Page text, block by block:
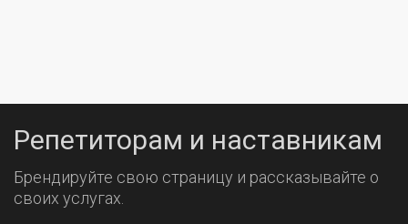
Репетиторам и наставникам
Брендируйте свою страницу и рассказывайте о
своих услугах.